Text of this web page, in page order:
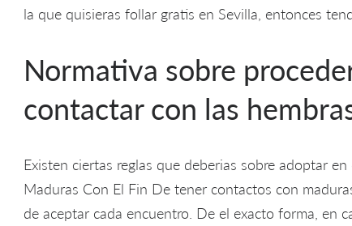
la que quisieras follar gratis en Sevilla, entonces
Normativa sobre
contactar con las
Existen ciertas reglas que deberias sobre adoptar
Maduras Con El Fin De tener contactos con
de aceptar cada encuentro. De el exacto forma, en